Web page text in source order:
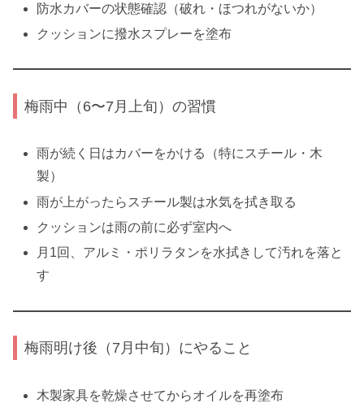
防水カバーの状態確認（破れ・ほつれがないか）
クッションに撥水スプレーを塗布
梅雨中（6〜7月上旬）の習慣
雨が続く日はカバーをかける（特にスチール・木
製）
雨が上がったらスチール製は水気を拭き取る
クッションは雨の前に必ず室内へ
月1回、アルミ・ポリラタンを水拭きして汚れを落と
す
梅雨明け後（7月中旬）にやること
木製家具を乾燥させてからオイルを再塗布